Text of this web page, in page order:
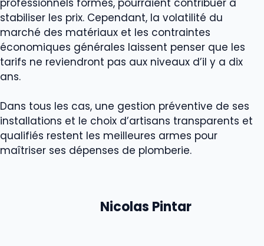
stabiliser les prix. Cependant, la volatilité du
marché des matériaux et les contraintes
économiques générales laissent penser que les
tarifs ne reviendront pas aux niveaux d’il y a dix
ans.
Dans tous les cas, une gestion préventive de ses
installations et le choix d’artisans transparents et
qualifiés restent les meilleures armes pour
maîtriser ses dépenses de plomberie.
Nicolas Pintar